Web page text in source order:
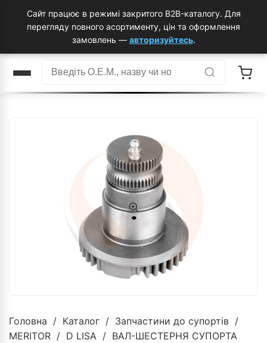
Головна / Каталог / Запчастини до супортів /
MERITOR / D LISA / ВАЛ-ШЕСТЕРНЯ СУПОРТА
Сайт працює в режимі закритого B2B-каталогу. Для
перегляду повного асортименту, цін та оформлення
замовлень — авторизуйтесь.